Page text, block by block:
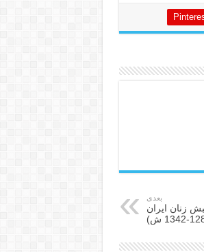
بعدی
زنان ایران